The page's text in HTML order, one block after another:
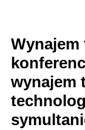
Stacje
Biura
Firma
wynajem